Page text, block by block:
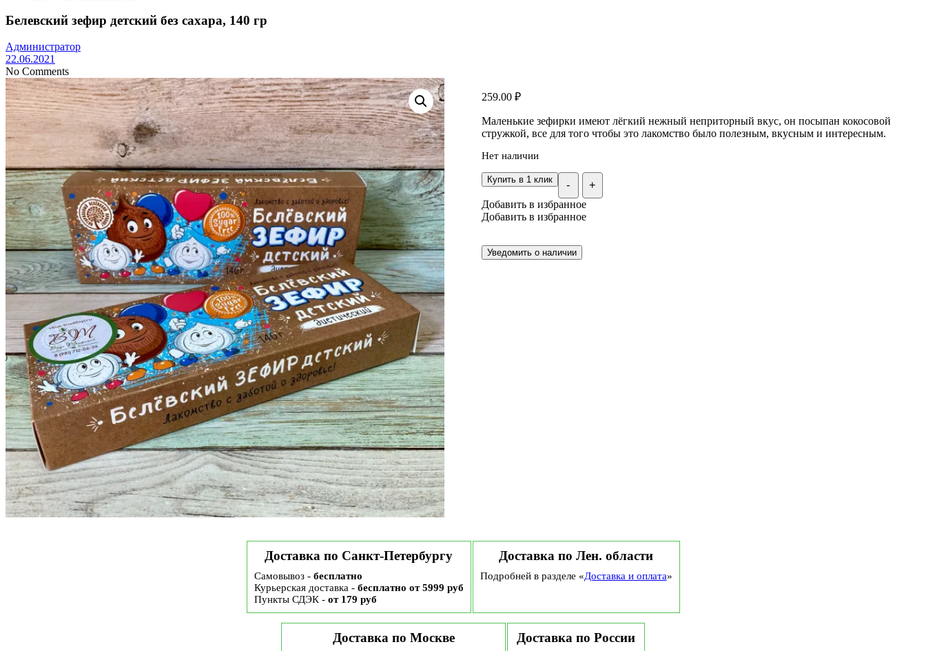
Белевский зефир детский без сахара, 140 гр
Администратор
22.06.2021
No Comments
259.00 ₽
Маленькие зефирки имеют лёгкий нежный неприторный вкус, он посыпан кокосовой
стружкой, все для того чтобы это лакомство было полезным, вкусным и интересным.
Нет наличии
- +
Купить в 1 клик
Добавить в избранное
Добавить в избранное
Доставка по Санкт-Петербургу
Самовывоз - бесплатно
Курьерская доставка - бесплатно от 5999 руб
Пункты СДЭК - от 179 руб
Доставка по Лен. области
Подробней в разделе «Доставка и оплата»
Доставка по Москве Доставка по России